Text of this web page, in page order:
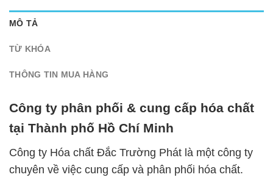
MÔ TẢ
TỪ KHÓA
THÔNG TIN MUA HÀNG
Công ty phân phối & cung cấp hóa chất
tại Thành phố Hồ Chí Minh
Công ty Hóa chất Đắc Trường Phát là một công ty
chuyên về việc cung cấp và phân phối hóa chất.